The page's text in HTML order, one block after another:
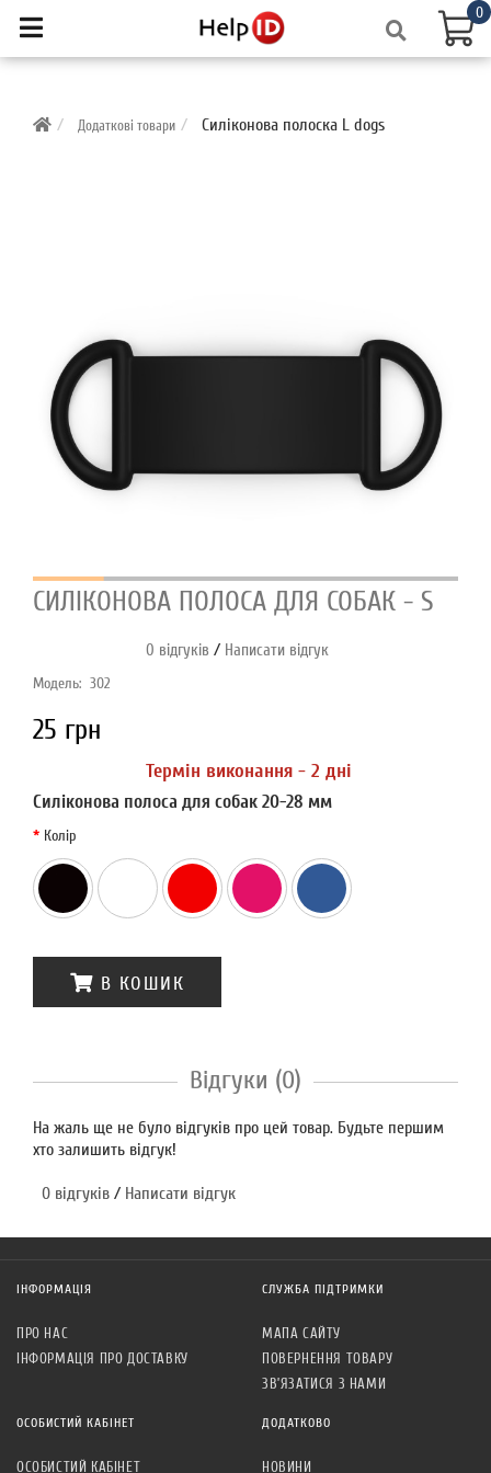
0
Додаткові товари Силіконова полоска L dogs
СИЛІКОНОВА ПОЛОСА ДЛЯ СОБАК - S
0 відгуків / Написати відгук
Модель: 302
25 грн
Термін виконання - 2 дні
Силіконова полоса для собак 20-28 мм
Колір
В КОШИК
Відгуки (0)
На жаль ще не було відгуків про цей товар. Будьте першим
хто залишить відгук!
0 відгуків / Написати відгук
ІНФОРМАЦІЯ
ПРО НАС
ІНФОРМАЦІЯ ПРО ДОСТАВКУ
СЛУЖБА ПІДТРИМКИ
МАПА САЙТУ
ПОВЕРНЕННЯ ТОВАРУ
ЗВ’ЯЗАТИСЯ З НАМИ
ОСОБИСТИЙ КАБІНЕТ
ОСОБИСТИЙ КАБІНЕТ
ДОДАТКОВО
НОВИНИ